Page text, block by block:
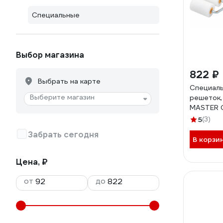
Специальные
Выбор магазина
Выбрать на карте
Выберите магазин
Забрать сегодня
Цена, ₽
от
до
822 ₽
MASTER
мм, 30-
5(3)
В